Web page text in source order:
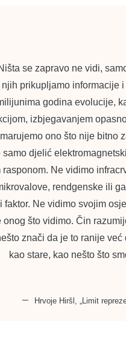
se zapravo ne vidi,
prikupljamo informacije
godina evolucije,
izbjegavanjem
ono što nije bitno
djelić
Ne vidimo
rendgenske ili
Ne vidimo svojim
što vidimo. Čin
znači da je to ranije
kao stare, kao nešto što
Hrvoje Hiršl, „Limit